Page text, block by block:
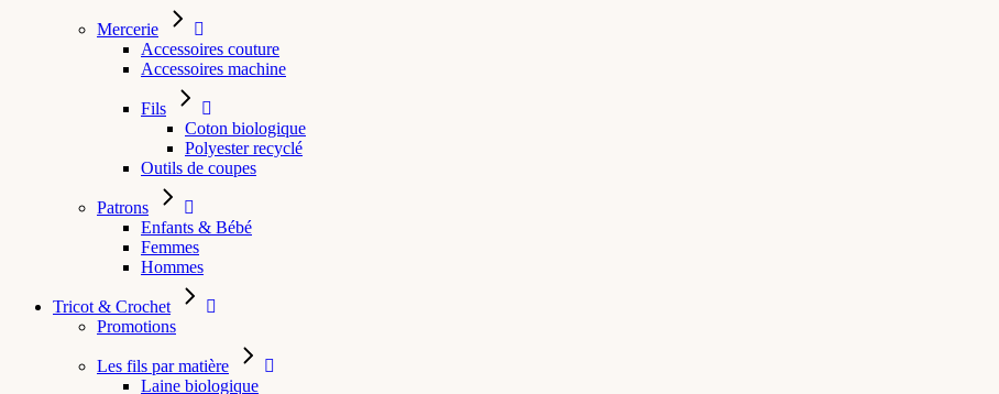
Mercerie
Accessoires couture
Accessoires machine
Fils
Coton biologique
Polyester recyclé
Outils de coupes
Patrons
Enfants & Bébé
Femmes
Hommes
Tricot & Crochet
Promotions
Les fils par matière
Laine biologique